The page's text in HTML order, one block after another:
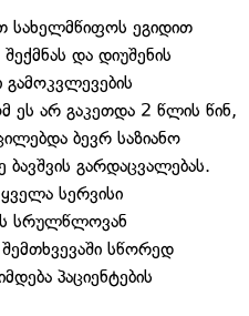
სახელმწიფოს ეგიდით
და დიუშენის
ეს არ გაკეთდა 2 წლის წინ,
ბევრ საზიანო
გარდაცვალებას.
სერვისი
სრულწლოვან
შემთხვევაში სწორედ
პაციენტების